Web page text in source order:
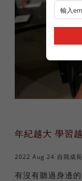
年紀越大 學習
2022 Aug 24 自我成長
有沒有聽過身邊